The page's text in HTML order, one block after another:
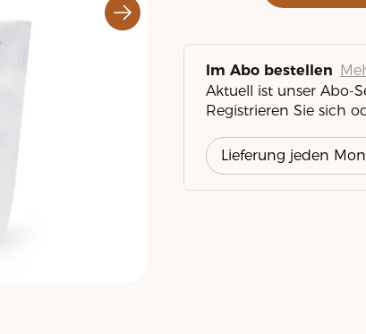
Im Abo bestellen
Aktuell ist unser Abo-
Registrieren Sie sich